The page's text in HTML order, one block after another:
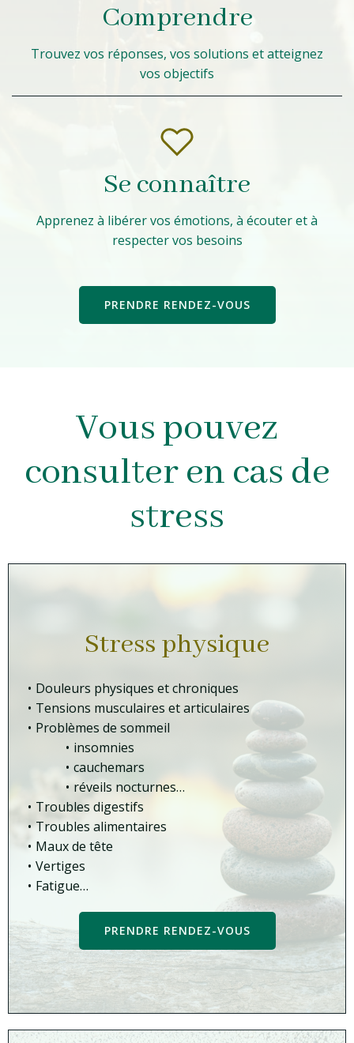
Comprendre
Trouvez vos réponses, vos solutions et atteignez
vos objectifs
Se connaître
Apprenez à libérer vos émotions, à écouter et à
respecter vos besoins
PRENDRE RENDEZ-VOUS
Vous pouvez
consulter en cas de
stress
Stress physique
Douleurs physiques et chroniques
Tensions musculaires et articulaires
Problèmes de sommeil
insomnies
cauchemars
réveils nocturnes…
Troubles digestifs
Troubles alimentaires
Maux de tête
Vertiges
Fatigue…
PRENDRE RENDEZ-VOUS